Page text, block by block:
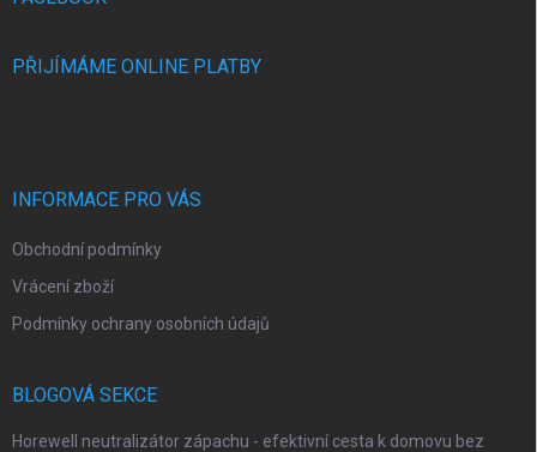
PŘIJÍMÁME ONLINE PLATBY
INFORMACE PRO VÁS
Obchodní podmínky
Vrácení zboží
Podmínky ochrany osobních údajů
BLOGOVÁ SEKCE
Horewell neutralizátor zápachu - efektivní cesta k domovu bez